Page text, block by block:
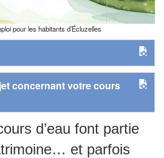
pour les habitants d’Écluzelles
concernant votre cours
d’eau font partie
et parfois